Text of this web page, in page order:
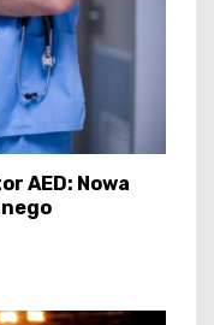
AED: Nowa